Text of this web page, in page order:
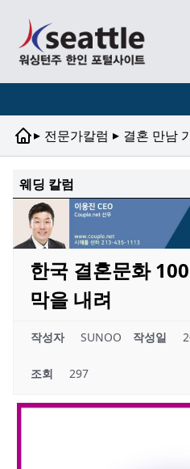
▸ 전문가칼럼 ▸ 결혼 만남
웨딩 칼럼
한국 결혼문화
막을 내려
작성자 SUNOO 작성일
조회 297